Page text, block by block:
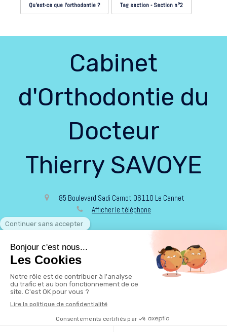
Qu'est-ce que l'orthodontie ? Tag section - Section n°2
Cabinet
d'Orthodontie du
Docteur
Thierry SAVOYE
85 Boulevard Sadi Carnot 06110 Le Cannet
Afficher le téléphone
Conditions Générales Utilisation
Rechercher